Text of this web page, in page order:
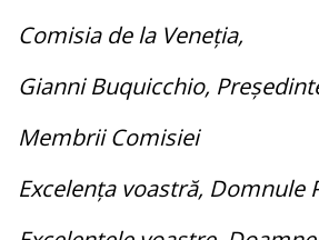
Comisia de la Veneția,
Gianni Buquicchio,
Membrii Comisiei
Excelența voastră, Domnule